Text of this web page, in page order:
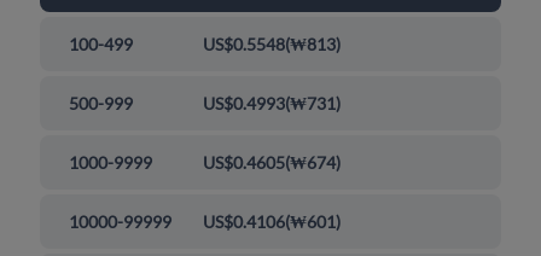
100-499 US$0.5548(₩813)
500-999 US$0.4993(₩731)
1000-9999 US$0.4605(₩674)
10000-99999 US$0.4106(₩601)